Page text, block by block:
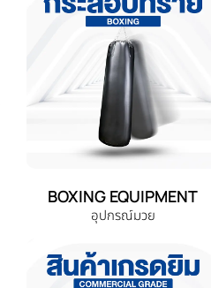
BOXING EQUIPMENT
อุปกรณ์มวย